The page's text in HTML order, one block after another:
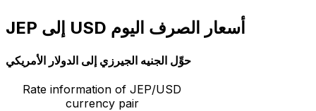
JEP إلى USD أسعار الصرف اليوم
حوِّل الجنيه الجيرزي إلى الدولار الأمريكي
Rate information of JEP/USD
currency pair